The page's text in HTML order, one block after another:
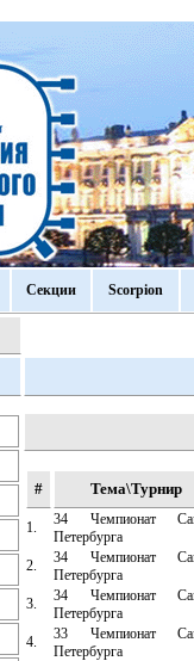
Секции Scorpion
# Тема\Турнир
1.
34 Чемпионат
Петербурга
2.
34 Чемпионат
Петербурга
3.
34 Чемпионат
Петербурга
4.
33 Чемпионат
Петербурга